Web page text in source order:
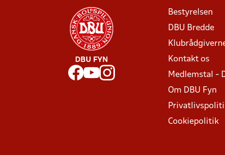
DBU FYN
Bestyrelsen
DBU Bredde
Kontakt os
Medlemstal -
Om DBU Fyn
Cookiepolitik